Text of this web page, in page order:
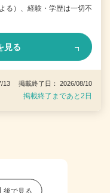
る）、経験・学歴は一切不
見る
13 掲載終了日： 2026/08/10
掲載終了まであと2日